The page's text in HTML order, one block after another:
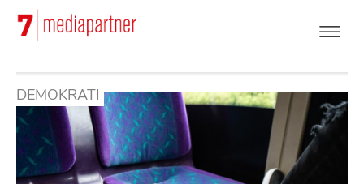
Hoppa
huvudinnehåll
DEMOKRATI